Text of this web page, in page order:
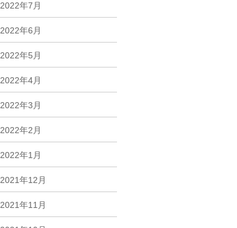
2022年7月
2022年6月
2022年5月
2022年4月
2022年3月
2022年2月
2022年1月
2021年12月
2021年11月